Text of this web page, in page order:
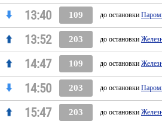
13:40 109 до остановки
13:52 203 до остановки
14:47 109 до остановки
14:50 203 до остановки
15:47 203 до остановки